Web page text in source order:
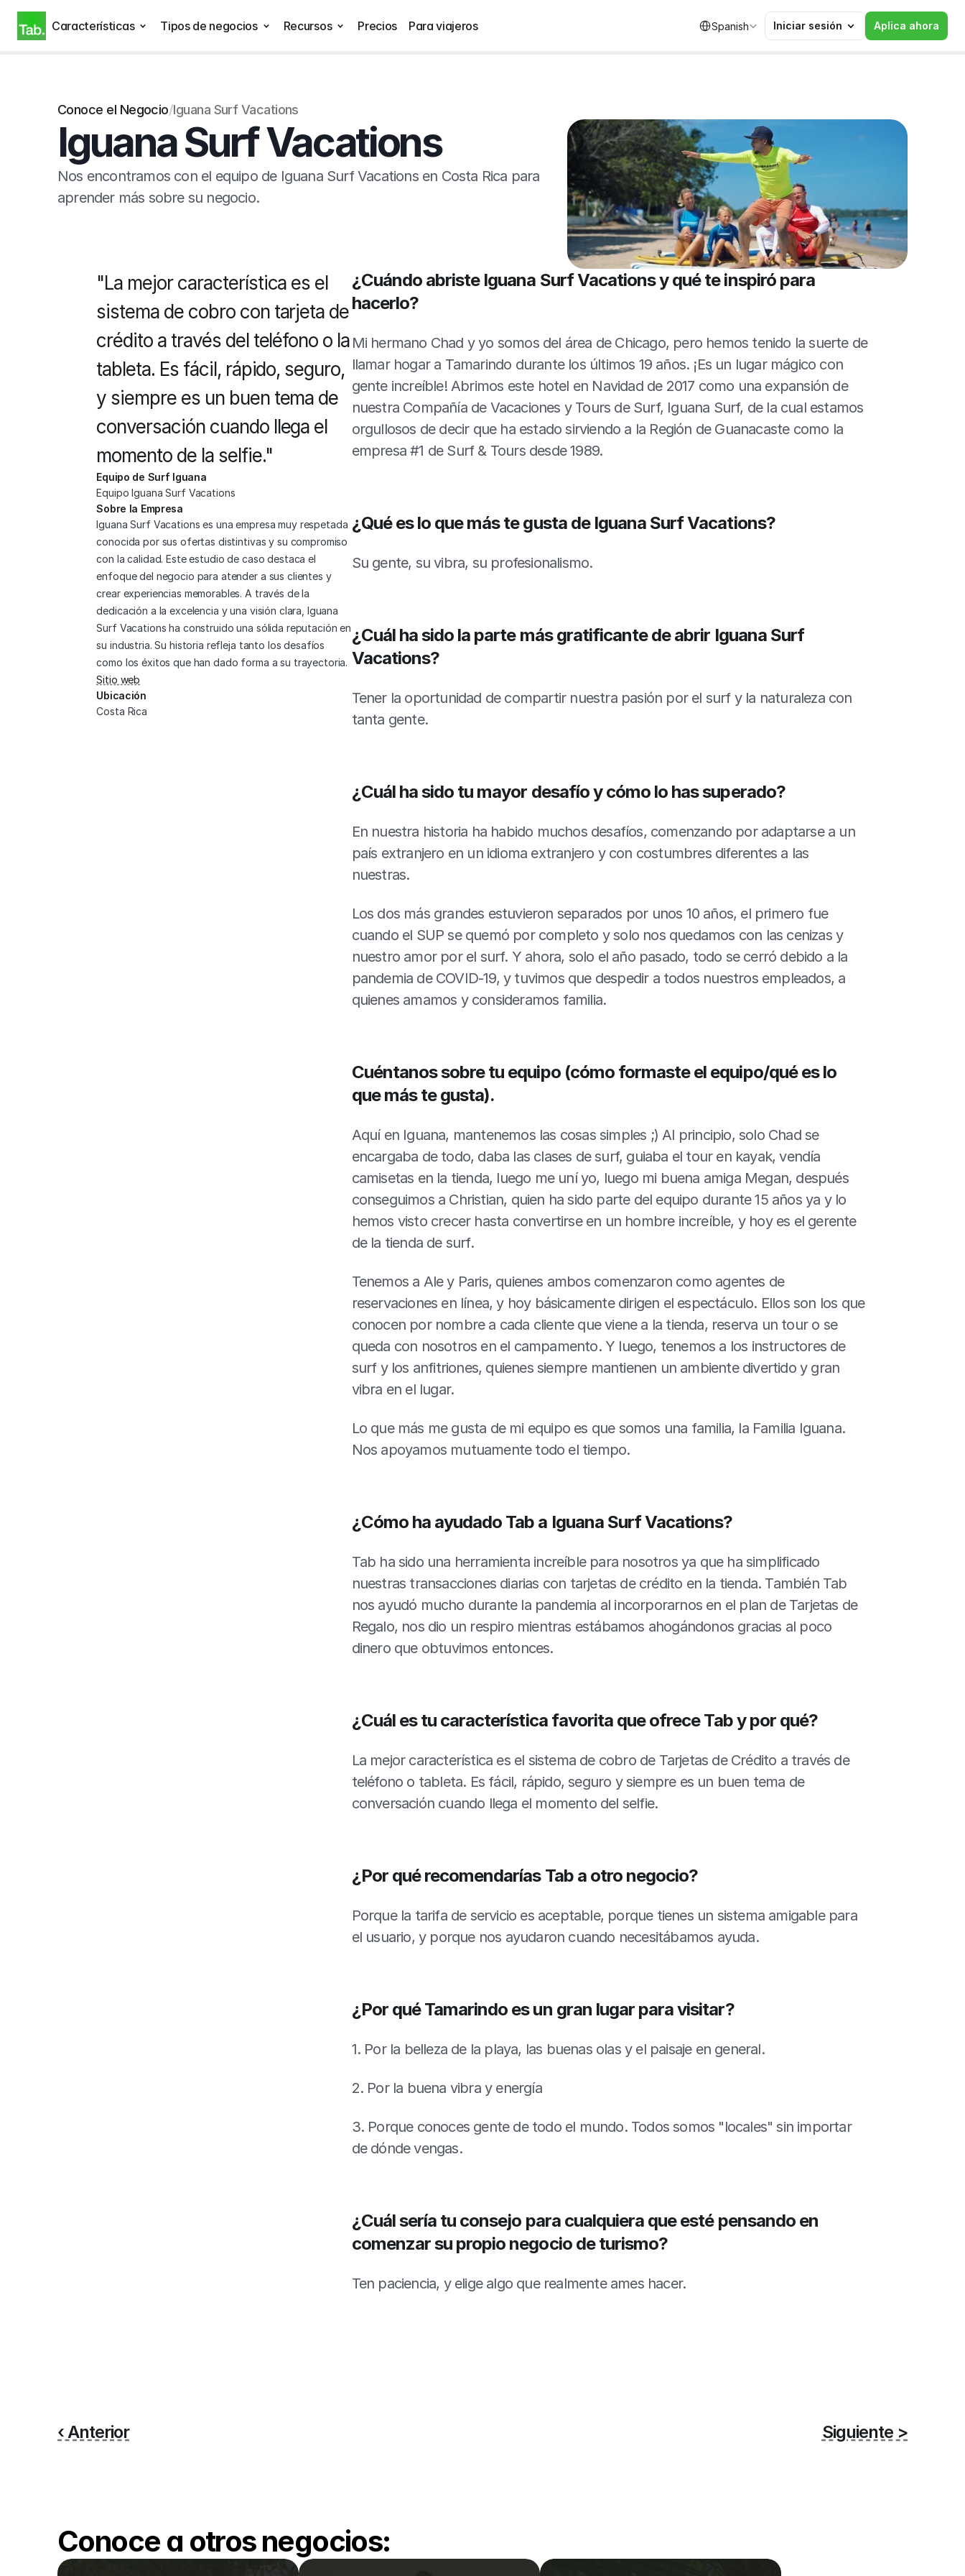
Características Tipos de negocios Recursos Precios Para viajeros Spanish Iniciar sesión Aplica ahora
Conoce el Negocio/Iguana Surf Vacations
Iguana Surf Vacations
Nos encontramos con el equipo de Iguana Surf Vacations en Costa Rica para
aprender más sobre su negocio.
"La mejor característica es el
sistema de cobro con tarjeta de
crédito a través del teléfono o la
tableta. Es fácil, rápido, seguro,
y siempre es un buen tema de
conversación cuando llega el
momento de la selfie."
Equipo de Surf Iguana
Equipo Iguana Surf Vacations
Sobre la Empresa
Iguana Surf Vacations es una empresa muy respetada
conocida por sus ofertas distintivas y su compromiso
con la calidad. Este estudio de caso destaca el
enfoque del negocio para atender a sus clientes y
crear experiencias memorables. A través de la
dedicación a la excelencia y una visión clara, Iguana
Surf Vacations ha construido una sólida reputación en
su industria. Su historia refleja tanto los desafíos
como los éxitos que han dado forma a su trayectoria.
Sitio web
Ubicación
Costa Rica
¿Cuándo abriste Iguana Surf Vacations y qué te inspiró para
hacerlo?
Mi hermano Chad y yo somos del área de Chicago, pero hemos tenido la suerte de
llamar hogar a Tamarindo durante los últimos 19 años. ¡Es un lugar mágico con
gente increíble! Abrimos este hotel en Navidad de 2017 como una expansión de
nuestra Compañía de Vacaciones y Tours de Surf, Iguana Surf, de la cual estamos
orgullosos de decir que ha estado sirviendo a la Región de Guanacaste como la
empresa #1 de Surf & Tours desde 1989.
¿Qué es lo que más te gusta de Iguana Surf Vacations?
Su gente, su vibra, su profesionalismo.
¿Cuál ha sido la parte más gratificante de abrir Iguana Surf
Vacations?
Tener la oportunidad de compartir nuestra pasión por el surf y la naturaleza con
tanta gente.
¿Cuál ha sido tu mayor desafío y cómo lo has superado?
En nuestra historia ha habido muchos desafíos, comenzando por adaptarse a un
país extranjero en un idioma extranjero y con costumbres diferentes a las
nuestras.
Los dos más grandes estuvieron separados por unos 10 años, el primero fue
cuando el SUP se quemó por completo y solo nos quedamos con las cenizas y
nuestro amor por el surf. Y ahora, solo el año pasado, todo se cerró debido a la
pandemia de COVID-19, y tuvimos que despedir a todos nuestros empleados, a
quienes amamos y consideramos familia.
Cuéntanos sobre tu equipo (cómo formaste el equipo/qué es lo
que más te gusta).
Aquí en Iguana, mantenemos las cosas simples ;) Al principio, solo Chad se
encargaba de todo, daba las clases de surf, guiaba el tour en kayak, vendía
camisetas en la tienda, luego me uní yo, luego mi buena amiga Megan, después
conseguimos a Christian, quien ha sido parte del equipo durante 15 años ya y lo
hemos visto crecer hasta convertirse en un hombre increíble, y hoy es el gerente
de la tienda de surf.
Tenemos a Ale y Paris, quienes ambos comenzaron como agentes de
reservaciones en línea, y hoy básicamente dirigen el espectáculo. Ellos son los que
conocen por nombre a cada cliente que viene a la tienda, reserva un tour o se
queda con nosotros en el campamento. Y luego, tenemos a los instructores de
surf y los anfitriones, quienes siempre mantienen un ambiente divertido y gran
vibra en el lugar.
Lo que más me gusta de mi equipo es que somos una familia, la Familia Iguana.
Nos apoyamos mutuamente todo el tiempo.
¿Cómo ha ayudado Tab a Iguana Surf Vacations?
Tab ha sido una herramienta increíble para nosotros ya que ha simplificado
nuestras transacciones diarias con tarjetas de crédito en la tienda. También Tab
nos ayudó mucho durante la pandemia al incorporarnos en el plan de Tarjetas de
Regalo, nos dio un respiro mientras estábamos ahogándonos gracias al poco
dinero que obtuvimos entonces.
¿Cuál es tu característica favorita que ofrece Tab y por qué?
La mejor característica es el sistema de cobro de Tarjetas de Crédito a través de
teléfono o tableta. Es fácil, rápido, seguro y siempre es un buen tema de
conversación cuando llega el momento del selfie.
¿Por qué recomendarías Tab a otro negocio?
Porque la tarifa de servicio es aceptable, porque tienes un sistema amigable para
el usuario, y porque nos ayudaron cuando necesitábamos ayuda.
¿Por qué Tamarindo es un gran lugar para visitar?
1. Por la belleza de la playa, las buenas olas y el paisaje en general.
2. Por la buena vibra y energía
3. Porque conoces gente de todo el mundo. Todos somos "locales" sin importar
de dónde vengas.
¿Cuál sería tu consejo para cualquiera que esté pensando en
comenzar su propio negocio de turismo?
Ten paciencia, y elige algo que realmente ames hacer.
‹ Anterior Siguiente >
Conoce a otros negocios: